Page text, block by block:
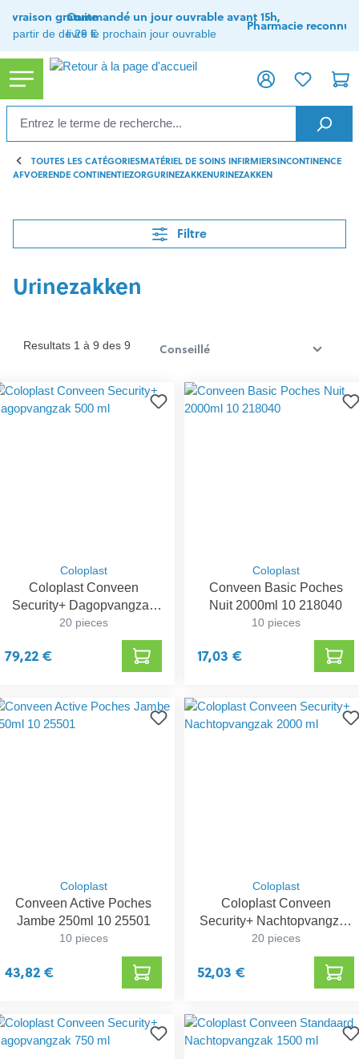
principal
Livraison gratuite
à partir de de 29 €
Commandé un jour ouvrable avant 15h,
livré le prochain jour ouvrable
Pharmacie reconnue
TOUTES LES CATÉGORIESMATÉRIEL DE SOINS INFIRMIERSINCONTINENCE
AFVOERENDE CONTINENTIEZORGURINEZAKKENURINEZAKKEN
Filtre
Urinezakken
Resultats 1 à 9 des 9
Coloplast
Coloplast Conveen
Security+ Dagopvangzak
500 ml
20 pieces
79,22 €
Coloplast
Conveen Basic Poches
Nuit 2000ml 10 218040
10 pieces
17,03 €
Coloplast
Conveen Active Poches
Jambe 250ml 10 25501
10 pieces
43,82 €
Coloplast
Coloplast Conveen
Security+ Nachtopvangzak
2000 ml
20 pieces
52,03 €